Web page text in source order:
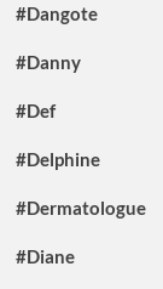
#Dangote
#Danny
#Def
#Delphine
#Dermatologue
#Diane